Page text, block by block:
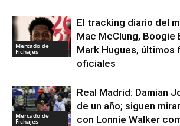
Mercado de
Fichajes
El tracking diario del
Mac McClung, Boogie
Mark Hugues, últimos
oficiales
Mercado de
Fichajes
Real Madrid: Damian
de un año; siguen
con Lonnie Walker